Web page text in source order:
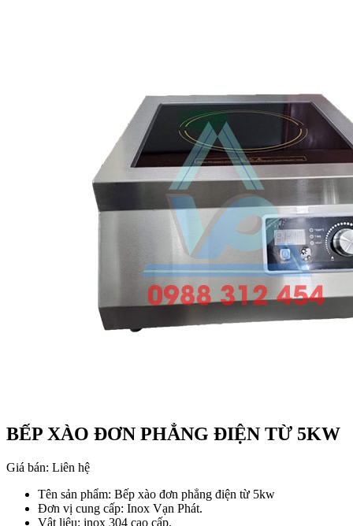
BẾP XÀO ĐƠN PHẲNG ĐIỆN TỪ 5KW
Giá bán: Liên hệ
Tên sản phẩm: Bếp xào đơn phẳng điện từ 5kw
Đơn vị cung cấp: Inox Vạn Phát.
Vật liệu: inox 304 cao cấp.